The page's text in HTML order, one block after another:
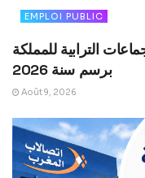
EMPLOI PUBLIC
الترابية للمملكة
برسم سنة 2026
Août 9, 2026